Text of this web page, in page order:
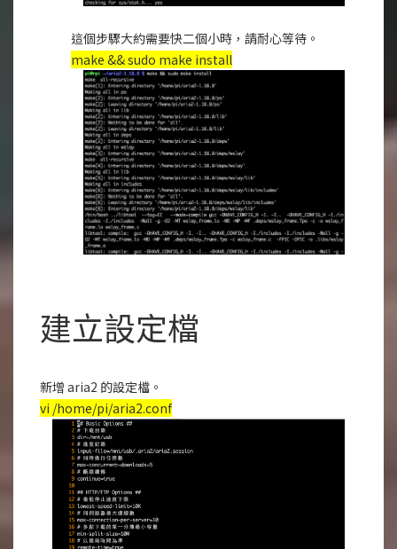
這個步驟大約需要快二個小時，請耐心等待。
make && sudo make install
建立設定檔
新增 aria2 的設定檔。
vi /home/pi/aria2.conf